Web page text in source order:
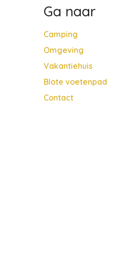
Ga naar
Camping
Omgeving
Vakantiehuis
Blote voetenpad
Contact